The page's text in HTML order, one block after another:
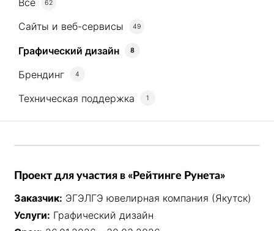
Все 62
Сайты и веб-сервисы 49
Графический дизайн 8
Брендинг 4
Техническая поддержка 1
Проект для участия в «Рейтинге Рунета»
Заказчик: ЭГЭЛГЭ ювелирная компания (Якутск)
Услуги: Графический дизайн